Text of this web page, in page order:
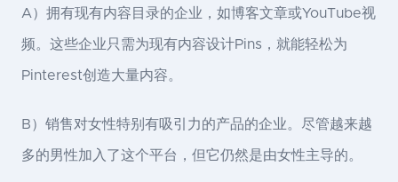
A）拥有现有内容目录的企业，如博客文章或YouTube视
频。这些企业只需为现有内容设计Pins，就能轻松为
Pinterest创造大量内容。
B）销售对女性特别有吸引力的产品的企业。尽管越来越
多的男性加入了这个平台，但它仍然是由女性主导的。